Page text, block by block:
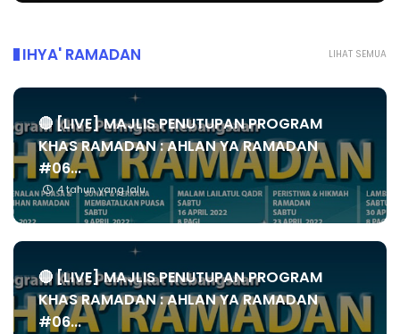
LIHAT SEMUA
IHYA' RAMADAN
🔴 [LIVE] MAJLIS PENUTUPAN PROGRAM
KHAS RAMADAN : AHLAN YA RAMADAN
#06...
4 tahun yang lalu
🔴 [LIVE] MAJLIS PENUTUPAN PROGRAM
KHAS RAMADAN : AHLAN YA RAMADAN
#06...